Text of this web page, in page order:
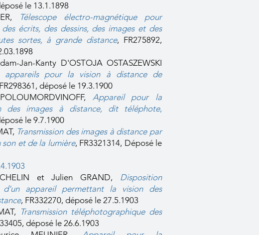
le 13.1.1898
Télescope électro-magnétique pour
écrits, des dessins, des images et des
sortes, à grande distance, FR275892,
Jan-Kanty D'OSTOJA OSTASZEWSKI
appareils pour la vision à distance de
FR298361, déposé le 19.3.1900
Appareil pour la
des images à distance, dit téléphote,
le 9.7.1900
Transmission des images à distance par
son et de la lumière, FR3321314, Déposé le
et Julien GRAND, Disposition
d'un appareil permettant la vision des
, FR332270, déposé le 27.5.1903
Transmission téléphotographique des
déposé le 26.6.1903